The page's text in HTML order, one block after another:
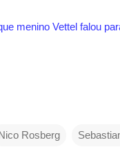
menino Vettel falou
Rosberg